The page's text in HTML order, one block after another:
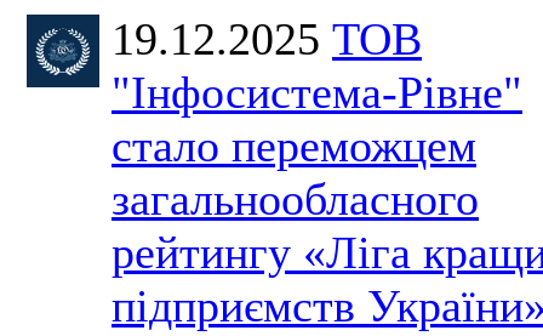
19.12.2025 ТОВ
"Інфосистема-Рівне"
стало переможцем
загальнообласного
рейтингу «Ліга
підприємств